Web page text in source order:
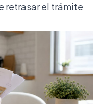
retrasar el trámite